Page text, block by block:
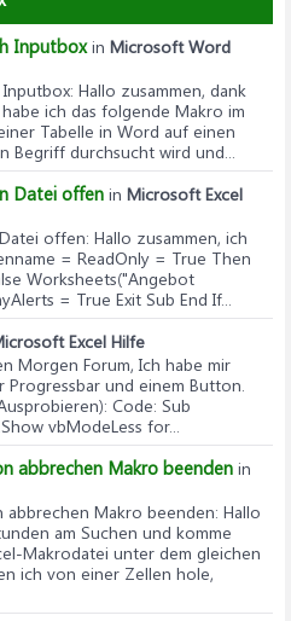
Inputboxin Microsoft Word
: Hallo zusammen, dank
ich das folgende Makro im
Tabelle in Word auf einen
durchsucht wird und...
Datei offen in Microsoft Excel
offen: Hallo zusammen, ich
= ReadOnly = True Then
Worksheets("Angebot
= True Exit Sub End If...
Excel Hilfe
Morgen Forum, Ich habe mir
und einem Button.
Code: Sub
vbModeLess for...
abbrechen Makro beenden in
Makro beenden: Hallo
am Suchen und komme
Makrodatei unter dem gleichen
ich von einer Zellen hole,